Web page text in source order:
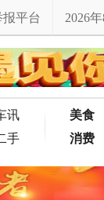
平台 2026
讯
手
美食
消费